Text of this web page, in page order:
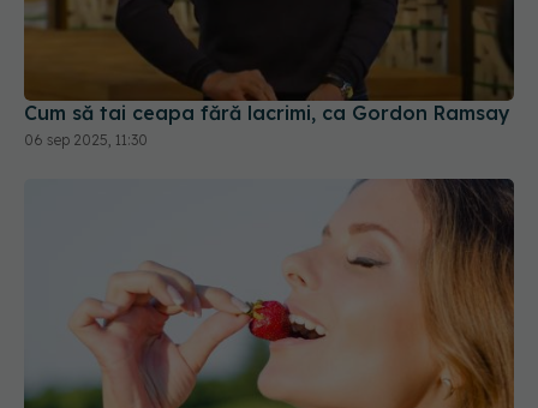
Cum să tai ceapa fără lacrimi, ca Gordon Ramsay
06 sep 2025, 11:30